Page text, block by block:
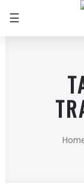
☰